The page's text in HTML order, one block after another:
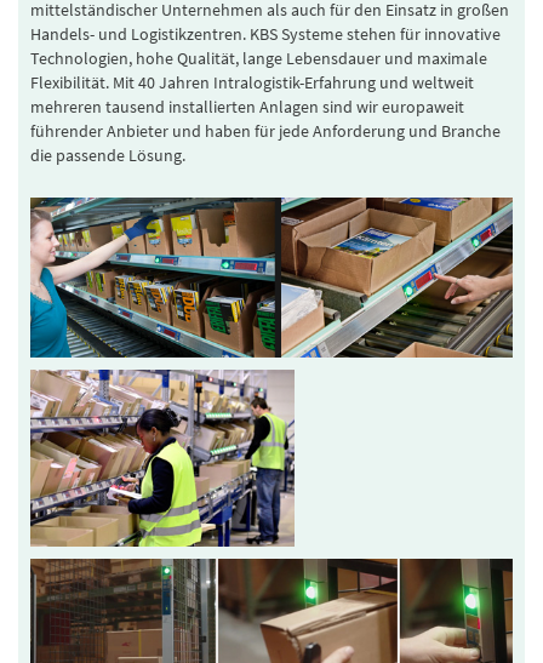
mittelständischer Unternehmen als auch für den Einsatz in großen
Handels- und Logistikzentren. KBS Systeme stehen für innovative
Technologien, hohe Qualität, lange Lebensdauer und maximale
Flexibilität. Mit 40 Jahren Intralogistik-Erfahrung und weltweit
mehreren tausend installierten Anlagen sind wir europaweit
führender Anbieter und haben für jede Anforderung und Branche
die passende Lösung.